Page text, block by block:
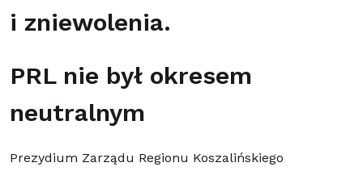
i zniewolenia.
PRL nie był okresem
neutralnym
Prezydium Zarządu Regionu Koszalińskiego